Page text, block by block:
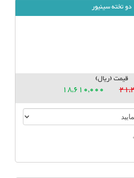
دو تخته سینیور
قیمت (ریال)
18,610,000